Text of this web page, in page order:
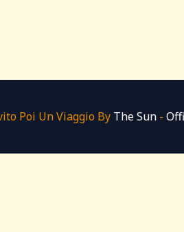
Poi Un Viaggio By The Sun-